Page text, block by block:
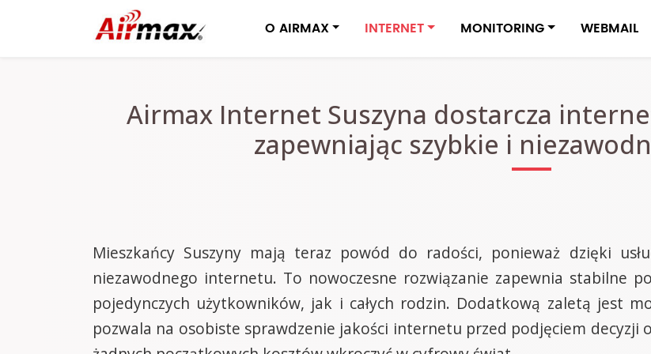
O AIRMAX INTERNET MONITORING WEBMAIL
Airmax Internet Suszyna dostarcza
zapewniając szybkie i
Mieszkańcy Suszyny mają teraz powód do radości, ponieważ dzięki
niezawodnego internetu. To nowoczesne rozwiązanie zapewnia stabilne
pojedynczych użytkowników, jak i całych rodzin. Dodatkową zaletą jest
pozwala na osobiste sprawdzenie jakości internetu przed podjęciem decyzji